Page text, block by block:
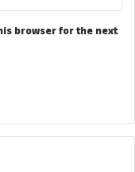
browser for the next